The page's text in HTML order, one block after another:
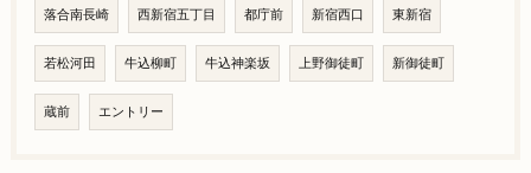
落合南長崎 西新宿五丁目 都庁前 新宿西口 東新宿
若松河田 牛込柳町 牛込神楽坂 上野御徒町 新御徒町
蔵前 エントリー